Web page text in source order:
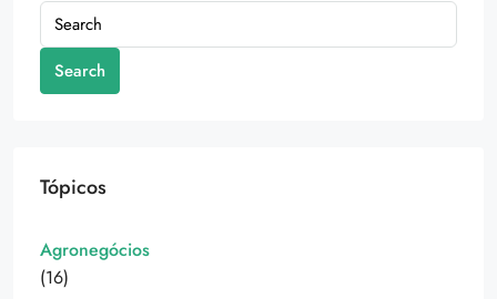
Search
Tópicos
Agronegócios
(16)